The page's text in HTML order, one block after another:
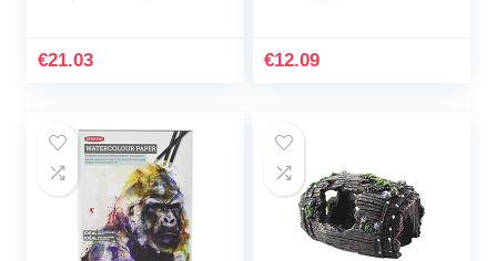
€21.03
permanent marker…
€12.09